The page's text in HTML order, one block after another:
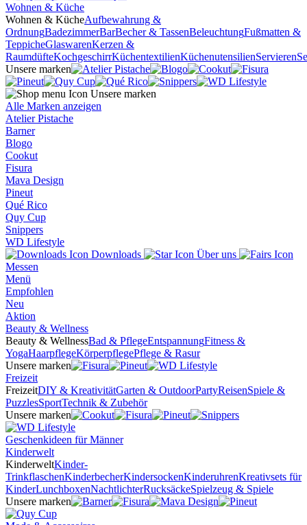
Wohnen & Küche
Wohnen & KücheAufbewahrung &
OrdnungBadezimmerBarBecher & TassenBeleuchtungFußmatten &
TeppicheGlaswarenKerzen &
RaumdüfteKochgeschirrKüchentextilienKüchenutensilienServieren
Unsere marken
Unsere marken
Alle Marken anzeigen
Atelier Pistache
Barner
Blogo
Cookut
Fisura
Mava Design
Pineut
Qué Rico
Quy Cup
Snippers
WD Lifestyle
Downloads
Über uns
Messen
Menü
Empfohlen
Neu
Aktion
Beauty & Wellness
Beauty & WellnessBad & PflegeEntspannungFitness &
YogaHaarpflegeKörperpflegePflege & Rasur
Unsere marken
Freizeit
FreizeitDIY & KreativitätGarten & OutdoorPartyReisenSpiele &
PuzzlesSportTechnik & Zubehör
Unsere marken
Geschenkideen für Männer
Kinderwelt
KinderweltKinder-
TrinkflaschenKinderbecherKindersockenKinderuhrenKreativsets für
KinderLunchboxenNachtlichterRucksäckeSpielzeug & Spiele
Unsere marken